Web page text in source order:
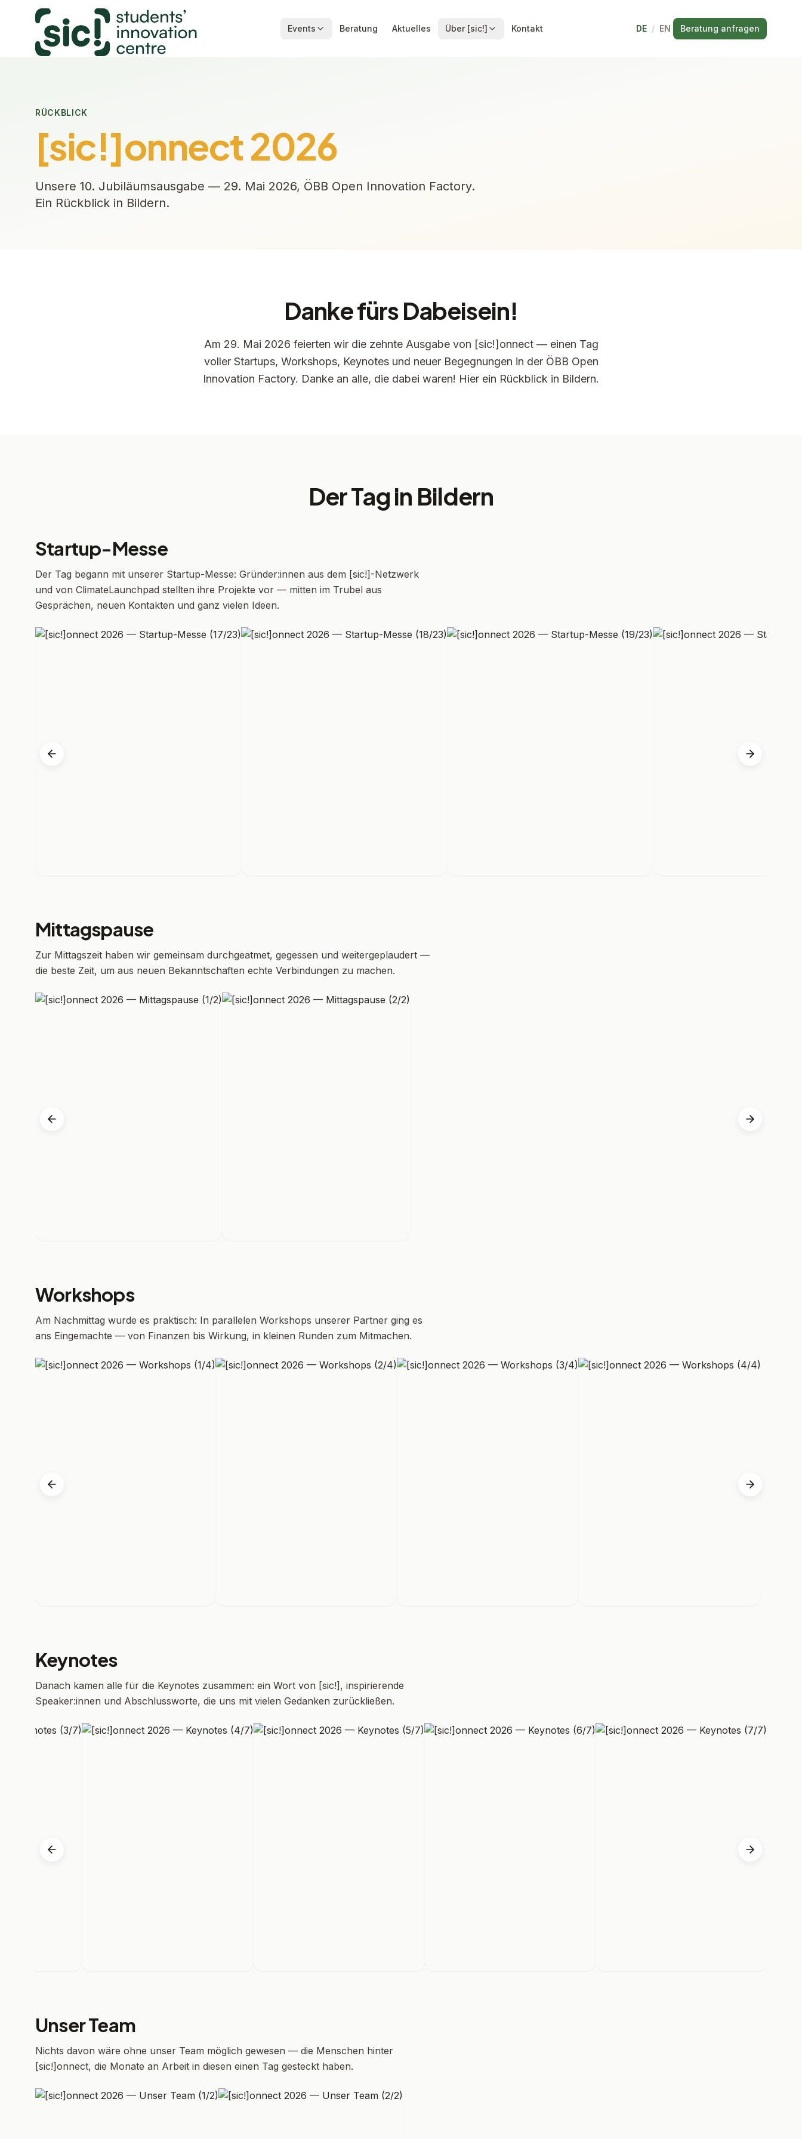
Events Beratung Aktuelles Über [sic!] Kontakt DE / EN Beratung anfragen
RÜCKBLICK
[sic!]onnect 2026
Unsere 10. Jubiläumsausgabe — 29. Mai 2026, ÖBB Open Innovation Factory.
Ein Rückblick in Bildern.
Danke fürs Dabeisein!
Am 29. Mai 2026 feierten wir die zehnte Ausgabe von [sic!]onnect — einen Tag
voller Startups, Workshops, Keynotes und neuer Begegnungen in der ÖBB Open
Innovation Factory. Danke an alle, die dabei waren! Hier ein Rückblick in Bildern.
Der Tag in Bildern
Startup-Messe
Der Tag begann mit unserer Startup-Messe: Gründer:innen aus dem [sic!]-Netzwerk
und von ClimateLaunchpad stellten ihre Projekte vor — mitten im Trubel aus
Gesprächen, neuen Kontakten und ganz vielen Ideen.
Mittagspause
Zur Mittagszeit haben wir gemeinsam durchgeatmet, gegessen und weitergeplaudert —
die beste Zeit, um aus neuen Bekanntschaften echte Verbindungen zu machen.
Workshops
Am Nachmittag wurde es praktisch: In parallelen Workshops unserer Partner ging es
ans Eingemachte — von Finanzen bis Wirkung, in kleinen Runden zum Mitmachen.
Keynotes
Danach kamen alle für die Keynotes zusammen: ein Wort von [sic!], inspirierende
Speaker:innen und Abschlussworte, die uns mit vielen Gedanken zurückließen.
Unser Team
Nichts davon wäre ohne unser Team möglich gewesen — die Menschen hinter
[sic!]onnect, die Monate an Arbeit in diesen einen Tag gesteckt haben.